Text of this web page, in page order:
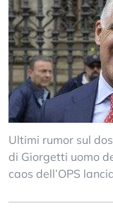
Ultimi rumor sul
di Giorgetti uomo
caos dell’OPS